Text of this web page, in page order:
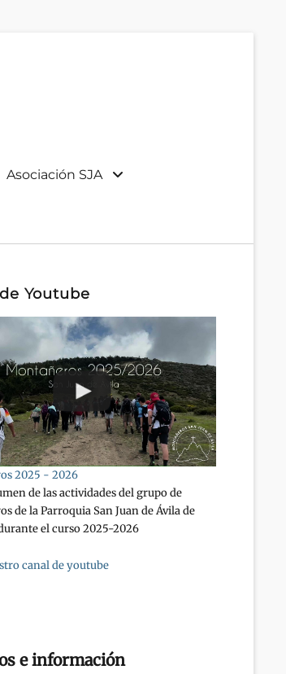
Asociación SJA
Youtube
2025 - 2026
de las actividades del grupo de
de la Parroquia San Juan de Ávila de
el curso 2025-2026
canal de youtube
e información